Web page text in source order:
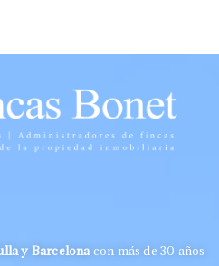
y Barcelonacon más de 30 años